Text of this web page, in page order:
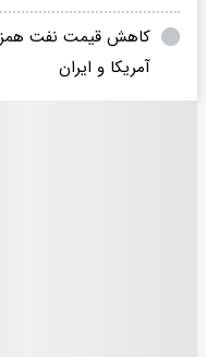
کاهش قیمت نفت
آمریکا و ایران